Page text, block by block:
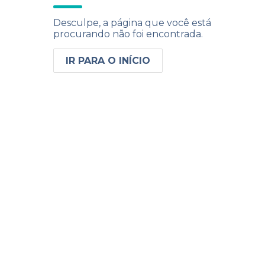
Desculpe, a página que você está
procurando não foi encontrada.
IR PARA O INÍCIO